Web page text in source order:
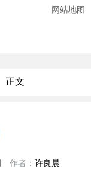
网站地图
正文
作者： 许良晨